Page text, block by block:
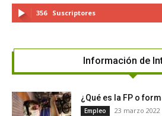
356 Suscriptores
Información de
¿Qué es la FP o
Empleo 23 marzo 2022